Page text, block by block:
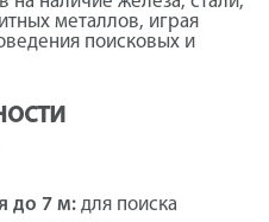
металлов, играя
поисковых и
до 7 м: для поиска